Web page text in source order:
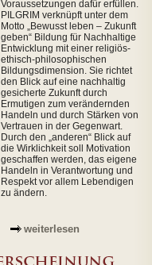
Voraussetzungen dafür erfüllen.
PILGRIM verknüpft unter dem
Motto „Bewusst leben – Zukunft
geben“ Bildung für Nachhaltige
Entwicklung mit einer religiös-
ethisch-philosophischen
Bildungsdimension. Sie richtet
den Blick auf eine nachhaltig
gesicherte Zukunft durch
Ermutigen zum verändernden
Handeln und durch Stärken von
Vertrauen in der Gegenwart.
Durch den „anderen“ Blick auf
die Wirklichkeit soll Motivation
geschaffen werden, das eigene
Handeln in Verantwortung und
Respekt vor allem Lebendigen
zu ändern.
weiterlesen